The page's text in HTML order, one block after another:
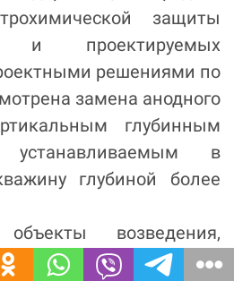
защиты
и проектируемых
решениями по
замена анодного
глубинным
устанавливаемым в
глубиной более
возведения,
модернизации средств